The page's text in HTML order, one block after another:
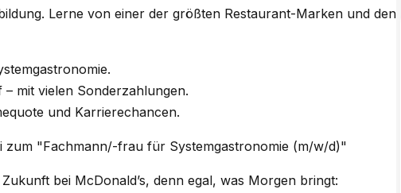
Lerne von einer der größten Restaurant-Marken und den
mit vielen Sonderzahlungen.
und Karrierechancen.
zum "Fachmann/-frau für Systemgastronomie (m/w/d)"
bei McDonald’s, denn egal, was Morgen bringt: